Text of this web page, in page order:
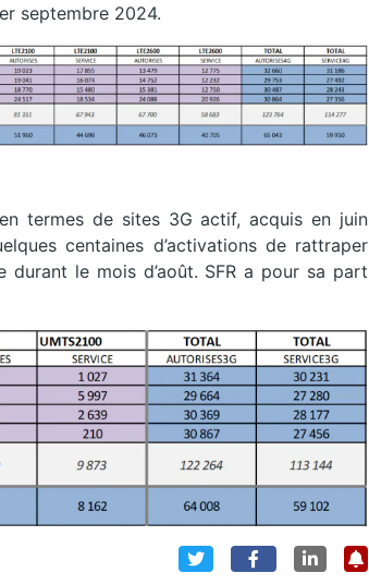
septembre 2024.
termes de sites 3G actif, acquis en juin
centaines d’activations de rattraper
le mois d’août. SFR a pour sa part